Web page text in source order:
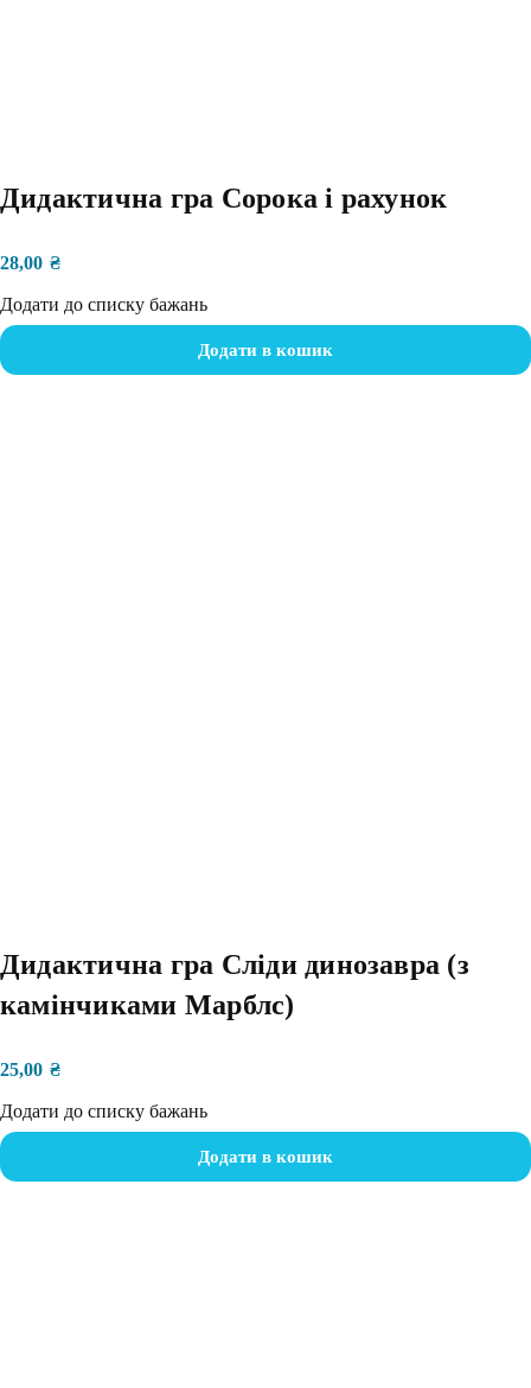
Дидактична гра Сорока і рахунок
28,00 ₴
Додати до списку бажань
Додати в кошик
Дидактична гра Сліди динозавра (з
камінчиками Марблс)
25,00 ₴
Додати до списку бажань
Додати в кошик